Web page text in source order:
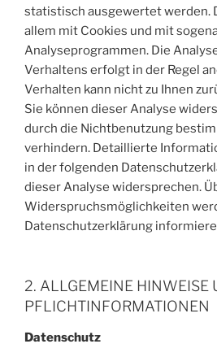
statistisch ausgewertet werden.
allem mit Cookies und mit
Analyseprogrammen. Die
Verhaltens erfolgt in der Regel
Verhalten kann nicht zu Ihnen
Sie können dieser Analyse
durch die Nichtbenutzung
verhindern. Detaillierte
in der folgenden
dieser Analyse widersprechen.
Widerspruchsmöglichkeiten
Datenschutzerklärung
2. ALLGEMEINE HINWEISE
PFLICHTINFORMATIONEN
Datenschutz